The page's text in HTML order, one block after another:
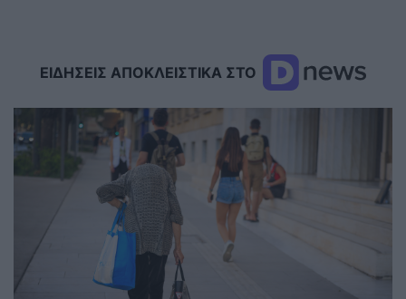
ΕΙΔΗΣΕΙΣ ΑΠΟΚΛΕΙΣΤΙΚΑ ΣΤΟ